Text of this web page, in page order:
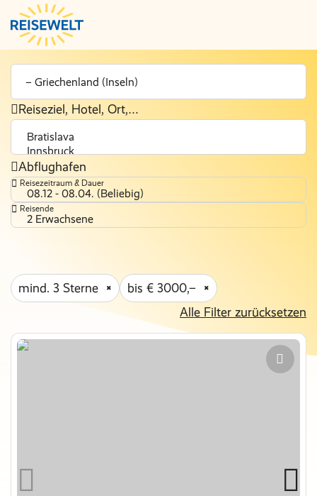
Reiseziel, Hotel, Ort,…
Abflughafen
Reisezeitraum & Dauer
08.12 - 08.04. (Beliebig)
Reisende
2 Erwachsene
mind. 3 Sterne
bis € 3000,–
Alle Filter zurücksetzen